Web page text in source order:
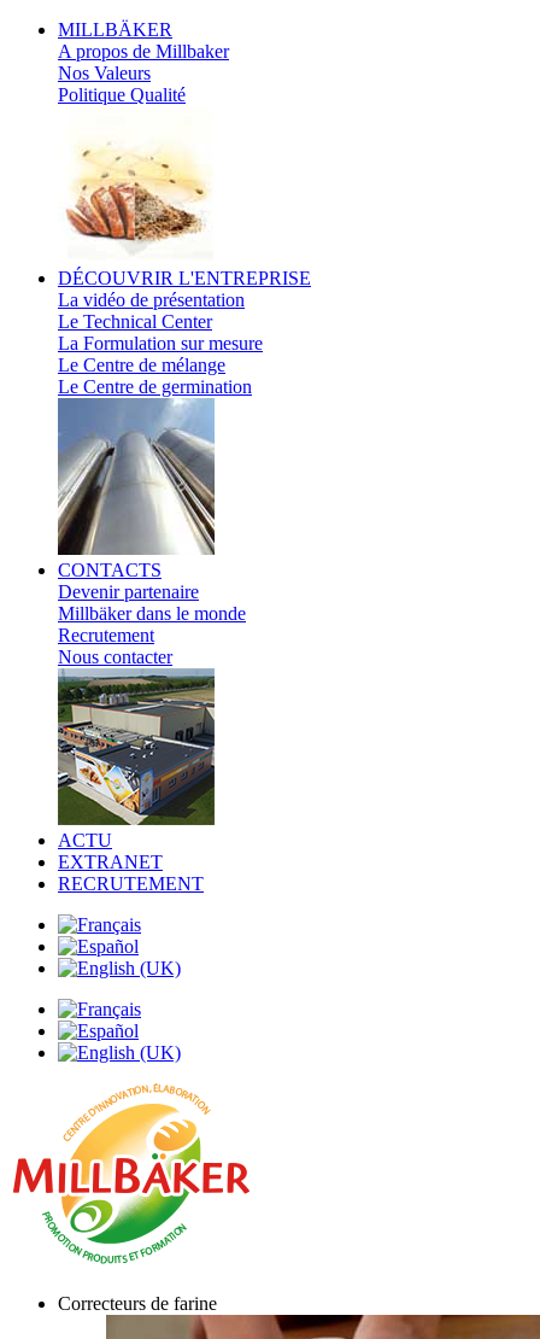
MILLBÄKER
A propos de Millbaker
Nos Valeurs
Politique Qualité
DÉCOUVRIR L'ENTREPRISE
La vidéo de présentation
Le Technical Center
La Formulation sur mesure
Le Centre de mélange
Le Centre de germination
CONTACTS
Devenir partenaire
Millbäker dans le monde
Recrutement
Nous contacter
ACTU
EXTRANET
RECRUTEMENT
Correcteurs de farine